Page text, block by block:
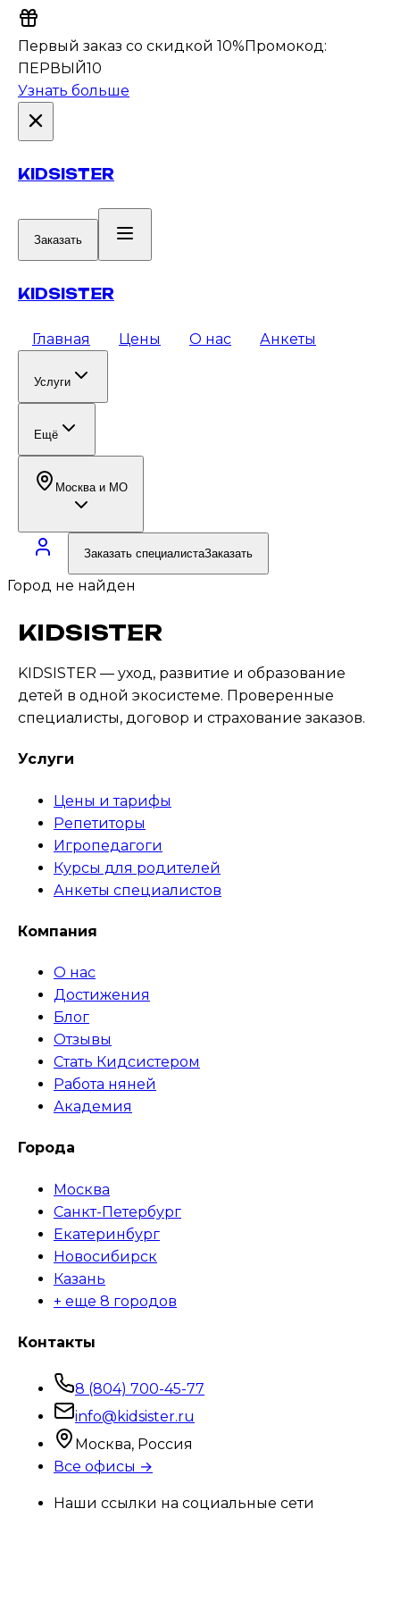
Первый заказ со скидкой 10%Промокод:
ПЕРВЫЙ10
Узнать больше
KIDSISTER
Заказать
KIDSISTER
Главная Цены О нас Анкеты
Услуги
Ещё
Москва и МО
Заказать специалистаЗаказать
Город не найден
KIDSISTER
KIDSISTER — уход, развитие и образование
детей в одной экосистеме. Проверенные
специалисты, договор и страхование заказов.
Услуги
Цены и тарифы
Репетиторы
Игропедагоги
Курсы для родителей
Анкеты специалистов
Компания
О нас
Достижения
Блог
Отзывы
Стать Кидсистером
Работа няней
Академия
Города
Москва
Санкт-Петербург
Екатеринбург
Новосибирск
Казань
+ еще 8 городов
Контакты
8 (804) 700-45-77
info@kidsister.ru
Москва, Россия
Все офисы →
Наши ссылки на социальные сети